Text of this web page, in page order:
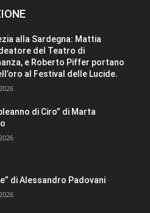
alla Sardegna: Mattia
del Teatro di
e Roberto Piffer portano
al Festival delle Lucide.
di Ciro” di Marta
di Alessandro Padovani